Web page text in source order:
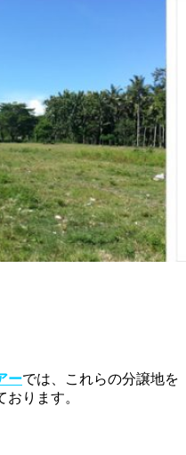
ーでは、これらの分譲地を
ります。